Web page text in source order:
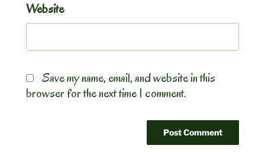
Website
Save my name, email, and website in this
browser for the next time I comment.